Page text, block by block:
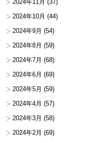
2024年11月 (37)
2024年10月 (44)
2024年9月 (54)
2024年8月 (59)
2024年7月 (68)
2024年6月 (69)
2024年5月 (59)
2024年4月 (57)
2024年3月 (58)
2024年2月 (69)